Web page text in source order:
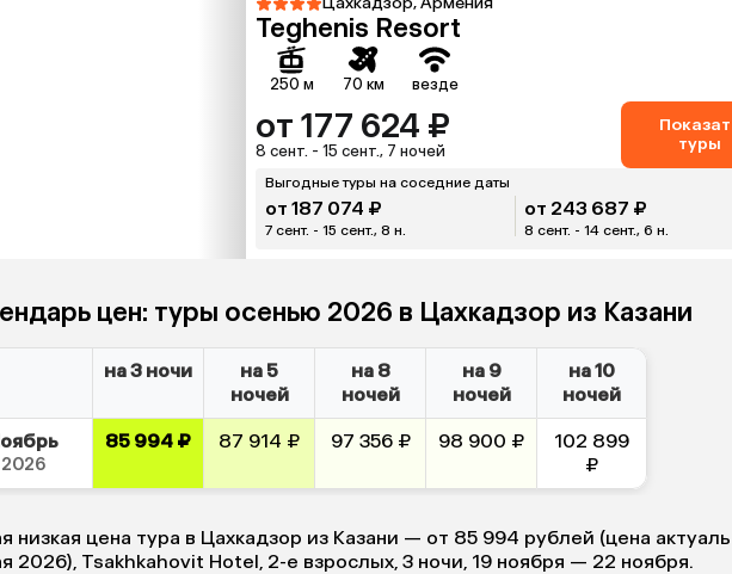
Teghenis Resort
250 м 70 км везде
от 177 624 ₽
8 сент. - 15 сент., 7 ночей
туры
Выгодные туры на соседние даты
от 187 074 ₽
7 сент. - 15 сент., 8 н.
от 243 687 ₽
8 сент. - 14 сент., 6 н.
цен: туры осенью 2026 в Цахкадзор из Казани
на 3 ночи
на 5
ночей
на 8
ночей
на 9
ночей
на 10
ночей
2026
85 994 ₽ 87 914 ₽ 97 356 ₽ 98 900 ₽
102 899
₽
низкая цена тура в Цахкадзор из Казани — от 85 994 рублей (цена
2026), Tsakhkahovit Hotel, 2-е взрослых, 3 ночи, 19 ноября — 22 ноября.